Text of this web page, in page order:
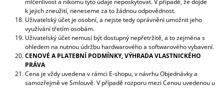
mlčenlivost a nikomu tyto údaje neposkytovat. V případě, že dojde
k jejich zneužití, neneseme za to žádnou odpovědnost.
Uživatelský účet je osobní, a nejste tedy oprávněni umožnit jeho
využívání třetím osobám.
Uživatelský účet nemusí být dostupný nepřetržitě, a to zejména s
ohledem na nutnou údržbu hardwarového a softwarového vybavení.
CENOVÉ A PLATEBNÍ PODMÍNKY, VÝHRADA VLASTNICKÉHO
PRÁVA
Cena je vždy uvedena v rámci E-shopu, v návrhu Objednávky a
samozřejmě ve Smlouvě. V případě rozporu mezi Cenou uvedenou u